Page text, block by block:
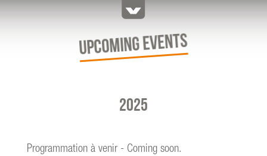
UPCOMING EVENTS
2025
Programmation à venir - Coming soon.